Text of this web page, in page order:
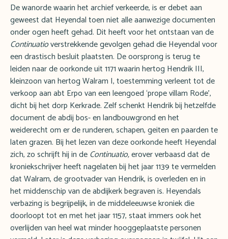
De wanorde waarin het archief verkeerde, is er debet aan
geweest dat Heyendal toen niet alle aanwezige documenten
onder ogen heeft gehad. Dit heeft voor het ontstaan van de
Continuatioverstrekkende gevolgen gehad die Heyendal voor
een drastisch besluit plaatsten. De oorsprong is terug te
leiden naar de oorkonde uit 1171 waarin hertog Hendrik III,
kleinzoon van hertog Walram I, toestemming verleent tot de
verkoop aan abt Erpo van een leengoed ‘prope villam Rode’,
dicht bij het dorp Kerkrade. Zelf schenkt Hendrik bij hetzelfde
document de abdij bos- en landbouwgrond en het
weiderecht om er de runderen, schapen, geiten en paarden te
laten grazen. Bij het lezen van deze oorkonde heeft Heyendal
zich, zo schrijft hij in deContinuatio,erover verbaasd dat de
kroniekschrijver heeft nagelaten bij het jaar 1139 te vermelden
dat Walram, de grootvader van Hendrik, is overleden en in
het middenschip van de abdijkerk begraven is. Heyendals
verbazing is begrijpelijk, in de middeleeuwse kroniek die
doorloopt tot en met het jaar 1157, staat immers ook het
overlijden van heel wat minder hooggeplaatste personen